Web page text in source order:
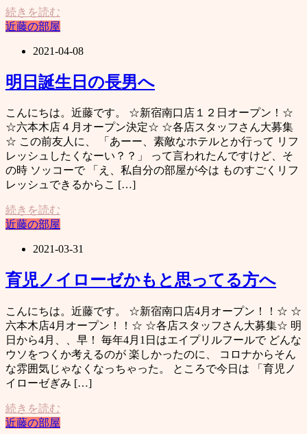
続きを読む
近藤の部屋
2021-04-08
明日誕生日の長男へ
こんにちは。近藤です。 ☆新宿南口店１２日オープン！☆
☆六本木店４月オープン決定☆ ☆各店スタッフさん大募集
☆ この前友人に、 「あーー、素敵なホテルとか行って リフ
レッシュしたくなーい？？」 って言われたんですけど、そ
の時 ソッコーで 「え、私自分の部屋が今は ものすごくリフ
レッシュできるからこ […]
続きを読む
近藤の部屋
2021-03-31
育児ノイローゼかもと思ってる方へ
こんにちは。近藤です。 ☆新宿南口店4月オープン！！☆ ☆
六本木店4月オープン！！☆ ☆各店スタッフさん大募集☆ 明
日から4月、、早！ 毎年4月1日はエイプリルフールで どんな
ウソをつくか考えるのが 楽しかったのに、 コロナからそん
な雰囲気じゃなくなっちゃった。 ところで今日は 「育児ノ
イローゼぎみ […]
続きを読む
近藤の部屋